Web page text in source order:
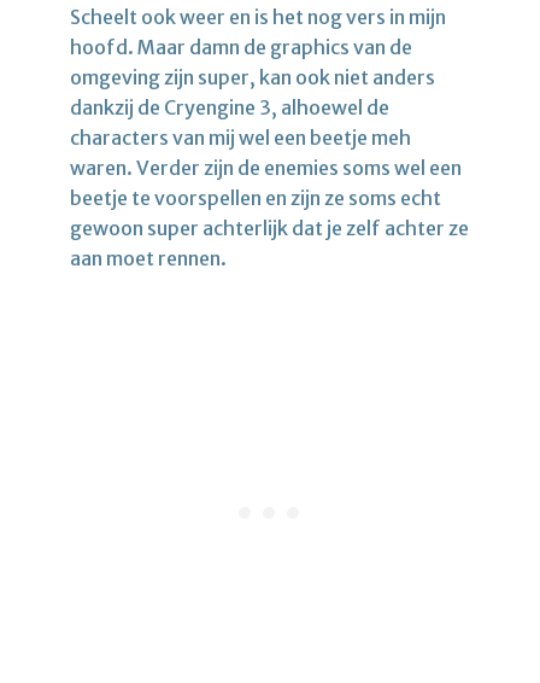
Scheelt ook weer en is het nog vers in mijn
hoofd. Maar damn de graphics van de
omgeving zijn super, kan ook niet anders
dankzij de Cryengine 3, alhoewel de
characters van mij wel een beetje meh
waren. Verder zijn de enemies soms wel een
beetje te voorspellen en zijn ze soms echt
gewoon super achterlijk dat je zelf achter ze
aan moet rennen.